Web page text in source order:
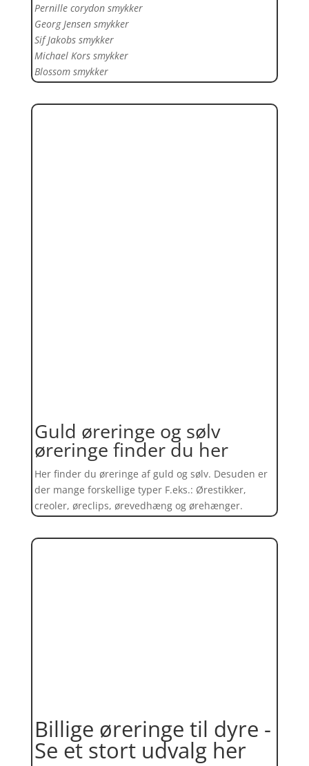
Pernille corydon smykker
Georg Jensen smykker
Sif Jakobs smykker
Michael Kors smykker
Blossom smykker
Guld øreringe og sølv
øreringe finder du her
Her finder du øreringe af guld og sølv. Desuden er
der mange forskellige typer F.eks.: Ørestikker,
creoler, øreclips, ørevedhæng og ørehænger.
Billige øreringe til dyre -
Se et stort udvalg her